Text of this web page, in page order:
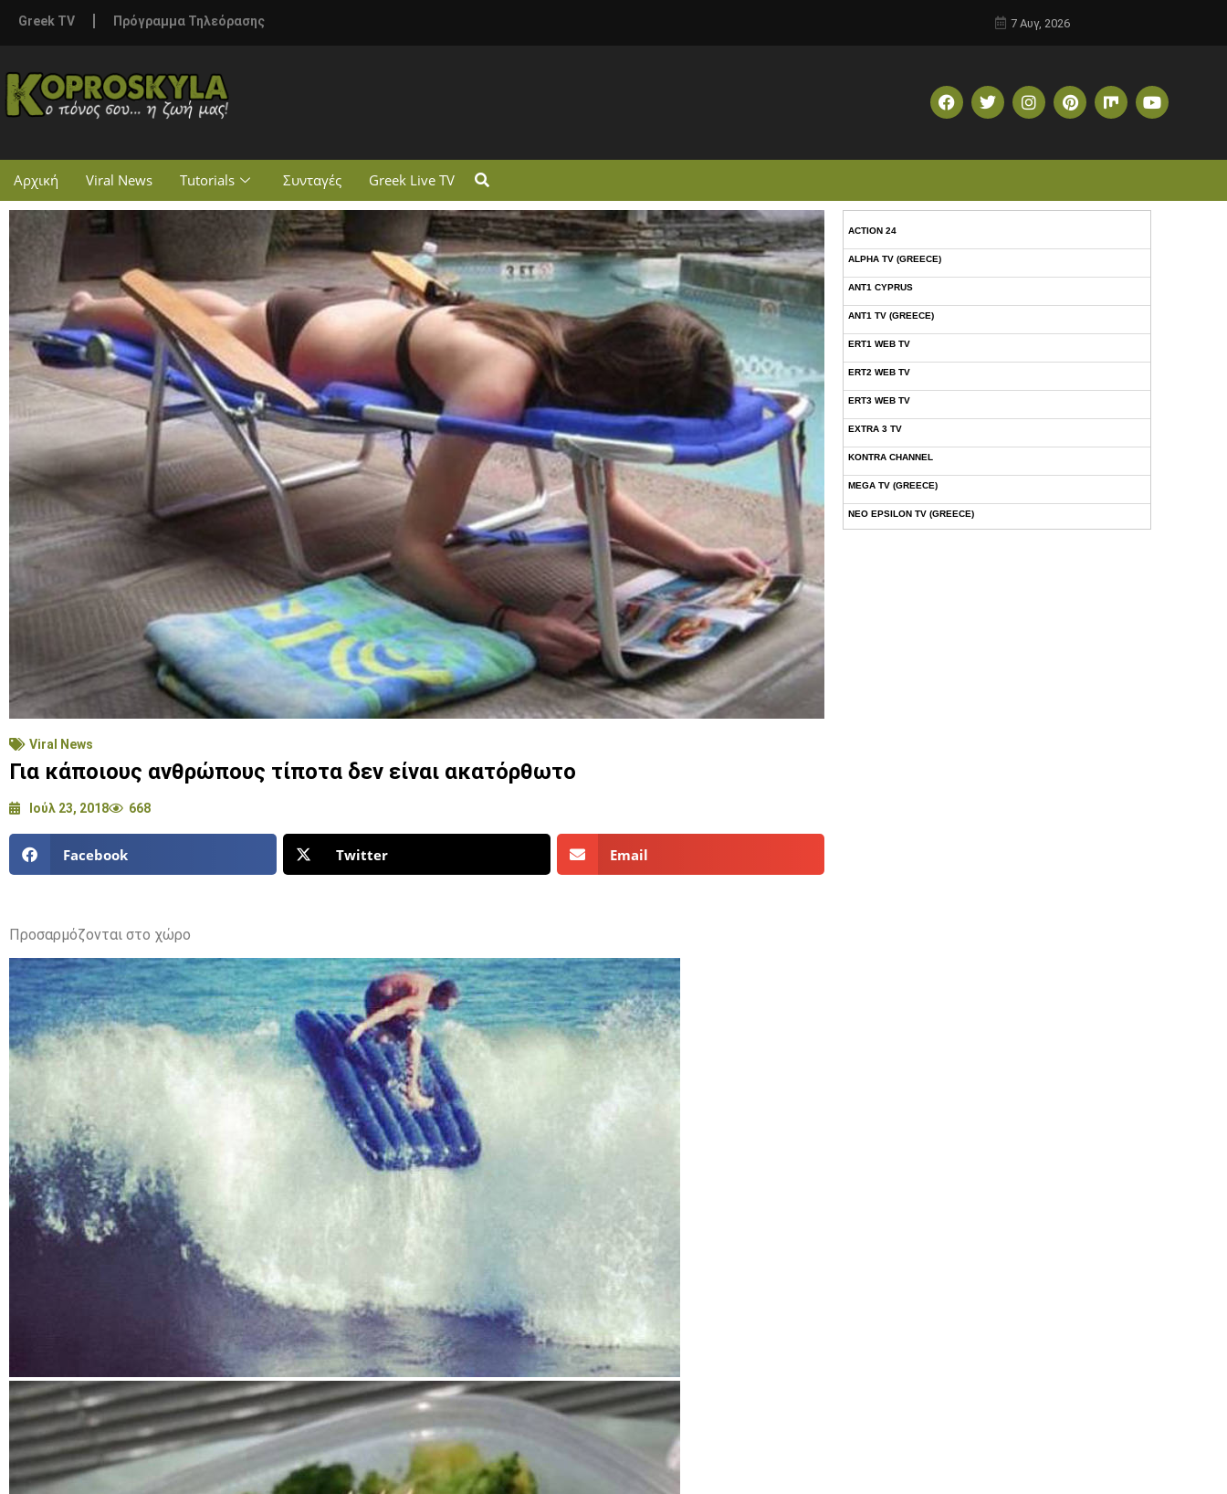
Greek TV Πρόγραμμα Τηλεόρασης 7 Αυγ, 2026
Αρχική Viral News Tutorials Συνταγές Greek Live TV
Viral News
Για κάποιους ανθρώπους τίποτα δεν είναι ακατόρθωτο
Ιούλ 23, 2018 668
Facebook Twitter Email
Προσαρμόζονται στο χώρο
ACTION 24
ALPHA TV (GREECE)
ANT1 CYPRUS
ANT1 TV (GREECE)
ERT1 WEB TV
ERT2 WEB TV
ERT3 WEB TV
EXTRA 3 TV
KONTRA CHANNEL
MEGA TV (GREECE)
NEO EPSILON TV (GREECE)